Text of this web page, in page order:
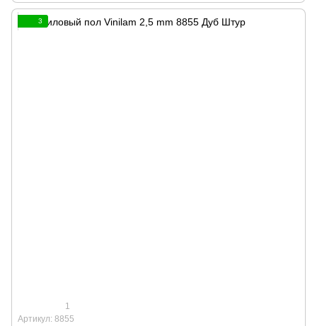
3
1
Артикул: 8855